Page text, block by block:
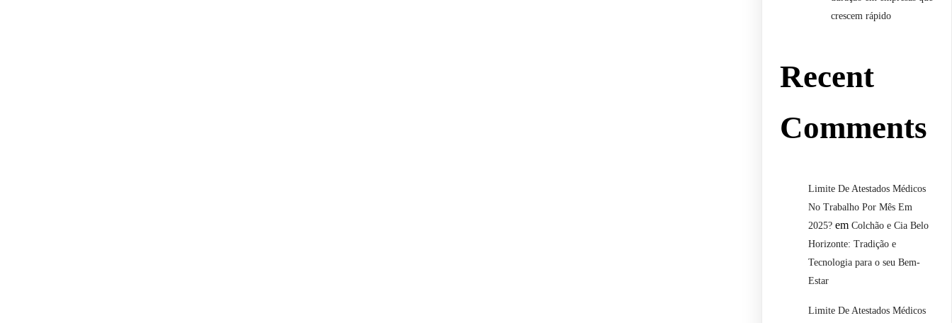
crescem rápido
Recent
Comments
Limite De Atestados Médicos
No Trabalho Por Mês Em
2025? emColchão e Cia Belo
Horizonte: Tradição e
Tecnologia para o seu Bem-
Estar
Limite De Atestados Médicos